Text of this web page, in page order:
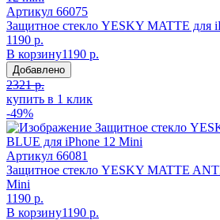
Артикул 66075
Защитное стекло YESKY MATTE для
1190 р.
В корзину1190 р.
Добавлено
2321 р.
купить в 1 клик
-49%
Артикул 66081
Защитное стекло YESKY MATTE
Mini
1190 р.
В корзину1190 р.